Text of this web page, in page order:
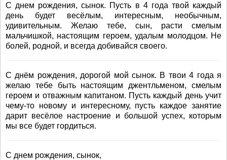
С днем рождения, сынок. Пусть в 4 года твой каждый
день будет весёлым, интересным, необычным,
удивительным. Желаю тебе, сын, расти смелым
мальчишкой, настоящим героем, удалым молодцом. Не
болей, родной, и всегда добивайся своего.
С днём рождения, дорогой мой сынок. В твои 4 года я
желаю тебе быть настоящим джентльменом, смелым
героем и отважным капитаном. Пусть каждый день учит
чему-то новому и интересному, пусть каждое занятие
дарит весёлое настроение и большой успех, которым
мы все будет гордиться.
С днем рождения, сынок,